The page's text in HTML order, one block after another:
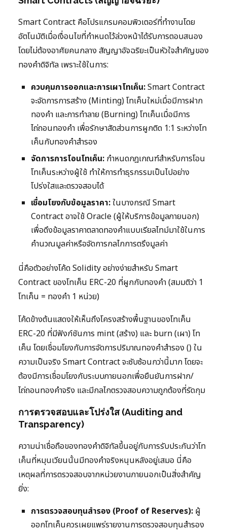
Smart Contract คือโปรแกรมคอมพิวเตอร์ที่ทำงานโดย
อัตโนมัติเมื่อเงื่อนไขที่กำหนดไว้ล่วงหน้าได้รับการตอบสนอง
โดยไม่ต้องอาศัยคนกลาง สัญญาอัจฉริยะเป็นหัวใจสำคัญของ
ทองคำดิจิทัล เพราะใช้ในการ:
ควบคุมการออกและการเผาโทเค็น:Smart Contract
จะจัดการการสร้าง (Minting) โทเค็นใหม่เมื่อมีการฝาก
ทองคำ และการทำลาย (Burning) โทเค็นเมื่อมีการ
ไถ่ถอนทองคำ เพื่อรักษาสัดส่วนการผูกติด 1:1 ระหว่างโท
เค็นกับทองคำสำรอง
จัดการการโอนโทเค็น: กำหนดกฎเกณฑ์สำหรับการโอน
โทเค็นระหว่างผู้ใช้ ทำให้การทำธุรกรรมเป็นไปอย่าง
โปร่งใสและตรวจสอบได้
เชื่อมโยงกับข้อมูลราคา:ในบางกรณี Smart
Contract อาจใช้ Oracle (ผู้ให้บริการข้อมูลภายนอก)
เพื่อดึงข้อมูลราคาตลาดทองคำแบบเรียลไทม์มาใช้ในการ
คำนวณมูลค่าหรือจัดการกลไกการตรึงมูลค่า
นี่คือตัวอย่างโค้ด Solidity อย่างง่ายสำหรับ Smart
Contract ของโทเค็น ERC-20 ที่ผูกกับทองคำ (สมมติว่า 1
โทเค็น = ทองคำ 1 หน่วย)
โค้ดข้างต้นแสดงให้เห็นถึงโครงสร้างพื้นฐานของโทเค็น
ERC-20 ที่มีฟังก์ชันการ mint (สร้าง) และ burn (เผา) โท
เค็น โดยเชื่อมโยงกับการจัดการปริมาณทองคำสำรอง () ใน
ความเป็นจริง Smart Contract จะซับซ้อนกว่านี้มาก โดยจะ
ต้องมีการเชื่อมโยงกับระบบภายนอกเพื่อยืนยันการฝาก/
ไถ่ถอนทองคำจริง และมีกลไกตรวจสอบความถูกต้องที่รัดกุม
การตรวจสอบและโปร่งใส (Auditing and
Transparency)
ความน่าเชื่อถือของทองคำดิจิทัลขึ้นอยู่กับการรับประกันว่าโท
เค็นที่หมุนเวียนนั้นมีทองคำจริงหนุนหลังอยู่เสมอ นี่คือ
เหตุผลที่การตรวจสอบจากหน่วยงานภายนอกเป็นสิ่งสำคัญ
ยิ่ง:
การตรวจสอบทุนสำรอง (Proof of Reserves): ผู้
ออกโทเค็นควรเผยแพร่รายงานการตรวจสอบทุนสำรอง